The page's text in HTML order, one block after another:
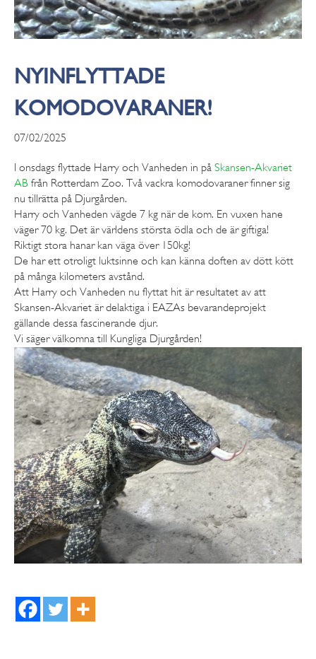
NYINFLYTTADE
KOMODOVARANER!
07/02/2025
I onsdags flyttade Harry och Vanheden in på Skansen-Akvariet
AB från Rotterdam Zoo. Två vackra komodovaraner finner sig
nu tillrätta på Djurgården.
Harry och Vanheden vägde 7 kg när de kom. En vuxen hane
väger 70 kg. Det är världens största ödla och de är giftiga!
Riktigt stora hanar kan väga över 150kg!
De har ett otroligt luktsinne och kan känna doften av dött kött
på många kilometers avstånd.
Att Harry och Vanheden nu flyttat hit är resultatet av att
Skansen-Akvariet är delaktiga i EAZAs bevarandeprojekt
gällande dessa fascinerande djur.
Vi säger välkomna till Kungliga Djurgården!